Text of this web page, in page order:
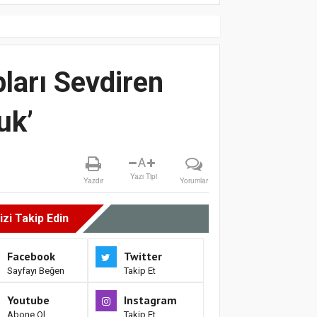
Sevdiren
Yazdır
A
Yazı Tipi Yorumlar
Takip Edin
Facebook
Sayfayı Beğen
Twitter
Takip Et
Youtube
Abone Ol
Instagram
Takip Et